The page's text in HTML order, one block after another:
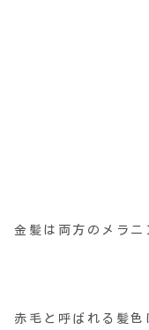
金髪は両方のメラニ
赤毛と呼ばれる髪色